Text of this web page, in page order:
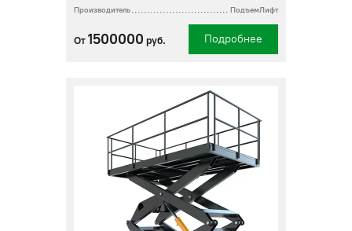
Производитель ПодъемЛифт
От 1500000 руб. Подробнее